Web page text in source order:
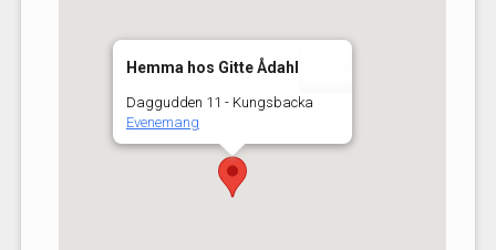
Hemma hos Gitte Ådahl
Daggudden 11 - Kungsbacka
Evenemang